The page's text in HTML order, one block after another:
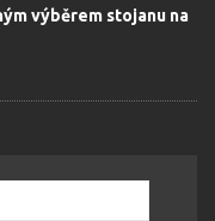
výběrem stojanu na